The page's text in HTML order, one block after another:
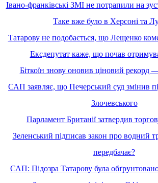
Івано-франківські ЗМІ не потрапили на
Таке вже було в Херсоні та
Татарову не подобається, що Лещенко
Ексдепутат каже, що почав
Біткоїн знову оновив ціновий рекорд
САП заявляє, що Печерський суд змінив
Злочевського
Парламент Британії затвердив
Зеленський підписав закон про водний
передбачає?
САП: Підозра Татарову була